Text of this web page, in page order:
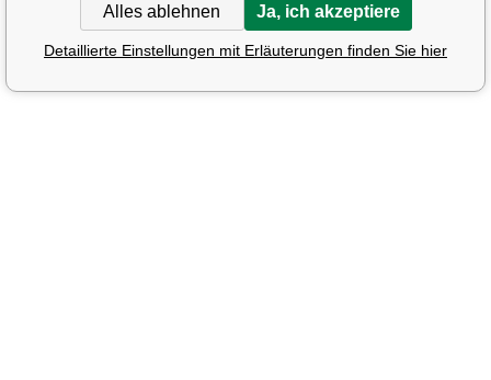
Alles ablehnen Ja, ich akzeptiere
Detaillierte Einstellungen mit Erläuterungen finden Sie hier